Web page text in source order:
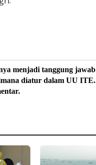
menjadi tanggung jawab
diatur dalam UU ITE.